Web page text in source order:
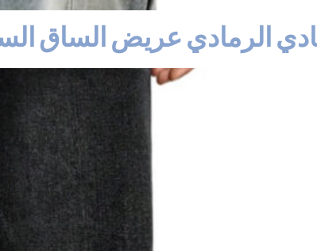
الرمادي عريض الساق